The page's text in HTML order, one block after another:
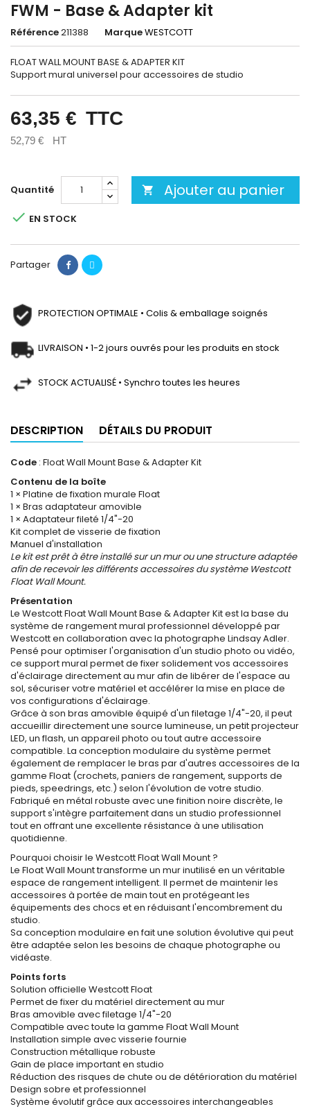
FWM - Base & Adapter kit
Référence211388 MarqueWESTCOTT
FLOAT WALL MOUNT BASE & ADAPTER KIT
Support mural universel pour accessoires de studio
63,35 € TTC
52,79 € HT
Quantité  Ajouter au panier
 EN STOCK
Partager
PROTECTION OPTIMALE • Colis & emballage soignés
LIVRAISON • 1-2 jours ouvrés pour les produits en stock
STOCK ACTUALISÉ • Synchro toutes les heures
DESCRIPTION DÉTAILS DU PRODUIT
Code : Float Wall Mount Base & Adapter Kit
Contenu de la boîte
1 × Platine de fixation murale Float
1 × Bras adaptateur amovible
1 × Adaptateur fileté 1/4"-20
Kit complet de visserie de fixation
Manuel d'installation
Le kit est prêt à être installé sur un mur ou une structure adaptée
afin de recevoir les différents accessoires du système Westcott
Float Wall Mount.
Présentation
Le Westcott Float Wall Mount Base & Adapter Kit est la base du
système de rangement mural professionnel développé par
Westcott en collaboration avec la photographe Lindsay Adler.
Pensé pour optimiser l'organisation d'un studio photo ou vidéo,
ce support mural permet de fixer solidement vos accessoires
d'éclairage directement au mur afin de libérer de l'espace au
sol, sécuriser votre matériel et accélérer la mise en place de
vos configurations d'éclairage.
Grâce à son bras amovible équipé d'un filetage 1/4"-20, il peut
accueillir directement une source lumineuse, un petit projecteur
LED, un flash, un appareil photo ou tout autre accessoire
compatible. La conception modulaire du système permet
également de remplacer le bras par d'autres accessoires de la
gamme Float (crochets, paniers de rangement, supports de
pieds, speedrings, etc.) selon l'évolution de votre studio.
Fabriqué en métal robuste avec une finition noire discrète, le
support s'intègre parfaitement dans un studio professionnel
tout en offrant une excellente résistance à une utilisation
quotidienne.
Pourquoi choisir le Westcott Float Wall Mount ?
Le Float Wall Mount transforme un mur inutilisé en un véritable
espace de rangement intelligent. Il permet de maintenir les
accessoires à portée de main tout en protégeant les
équipements des chocs et en réduisant l'encombrement du
studio.
Sa conception modulaire en fait une solution évolutive qui peut
être adaptée selon les besoins de chaque photographe ou
vidéaste.
Points forts
Solution officielle Westcott Float
Permet de fixer du matériel directement au mur
Bras amovible avec filetage 1/4"-20
Compatible avec toute la gamme Float Wall Mount
Installation simple avec visserie fournie
Construction métallique robuste
Gain de place important en studio
Réduction des risques de chute ou de détérioration du matériel
Design sobre et professionnel
Système évolutif grâce aux accessoires interchangeables